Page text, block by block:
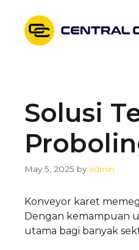
content
Solusi
May 5, 2025 by admin
Konveyor karet
Dengan kemampuan
utama bagi banyak